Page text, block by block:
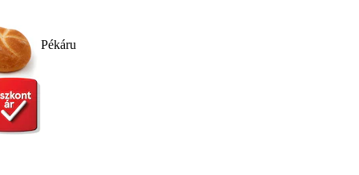
Pékáru